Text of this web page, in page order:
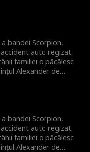
scântei. Niciunul
este de fapt
Cathy, pe care l-au
bandei Scorpion,
auto regizat.
familiei o păcălesc
Alexander de
scântei. Niciunul
este de fapt
Cathy, pe care l-au
bandei Scorpion,
auto regizat.
familiei o păcălesc
Alexander de